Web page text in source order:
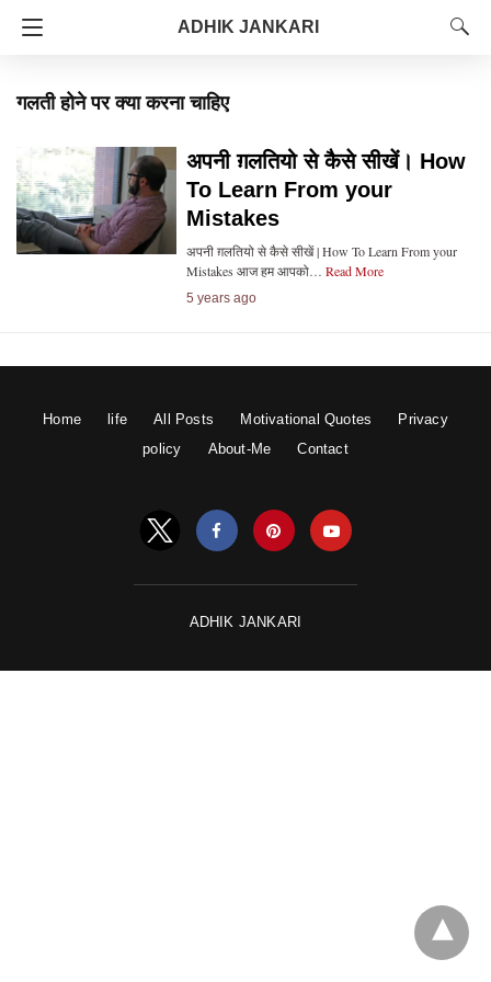
ADHIK JANKARI
गलती होने पर क्या करना चाहिए
अपनी ग़लतियो से कैसे सीखें। How
To Learn From your
Mistakes
अपनी ग़लतियो से कैसे सीखें | How To Learn From your
Mistakes आज हम आपको… Read More
5 years ago
Home life All Posts Motivational Quotes
Privacy
policy
About-Me Contact
ADHIK JANKARI